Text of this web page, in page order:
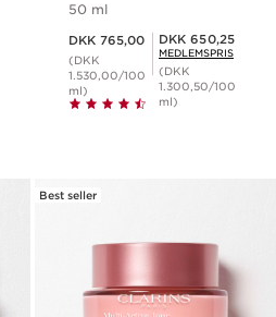
50 ml
DKK 765,00
(DKK
1.530,00/100
ml)
Medlemspris DKK 650,25
DKK 650,25
MEDLEMSPRIS
(DKK
1.300,50/100
ml)
Best seller